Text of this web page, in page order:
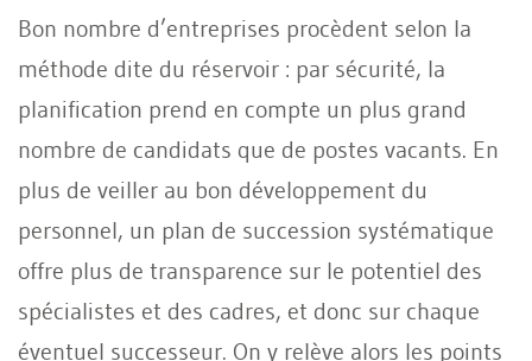
Bon nombre d’entreprises procèdent selon la
méthode dite du réservoir : par sécurité, la
planification prend en compte un plus grand
nombre de candidats que de postes vacants. En
plus de veiller au bon développement du
personnel, un plan de succession systématique
offre plus de transparence sur le potentiel des
spécialistes et des cadres, et donc sur chaque
éventuel successeur. On y relève alors les points